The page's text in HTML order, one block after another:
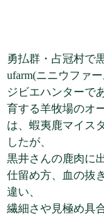
勇払群・占冠村で
ufarm(ニニウファー
ジビエハンターで
育する羊牧場のオ
は、蝦夷鹿マイス
したが、
黒井さんの鹿肉に
仕留め方、血の抜
違い、
繊細さや見極め具